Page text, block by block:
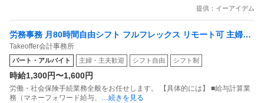
提供：イーアイデム
労務事務 月80時間自由シフト フルフレックス リモート可 主婦活
躍中
Takeoffer会計事務所
パート・アルバイト 主婦・主夫歓迎 シフト自由 シフト制
時給1,300円〜1,600円
労働・社会保険手続業務全般をお任せします。 【具体的には】 ■給与計算業
務（マネーフォワード給与、 …続きを見る